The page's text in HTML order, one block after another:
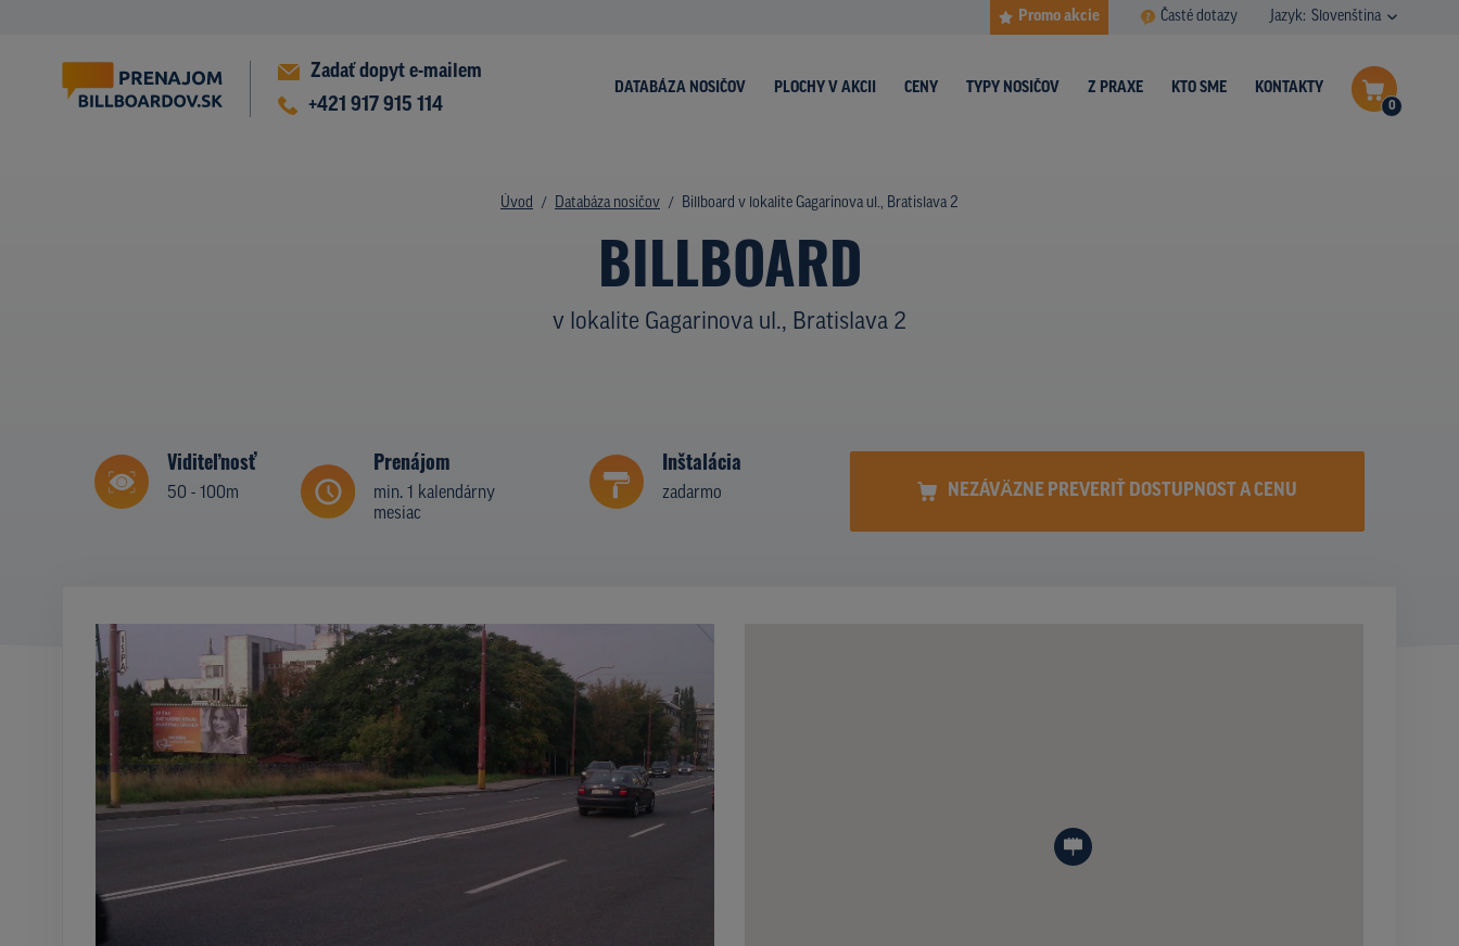
Promo akcie Časté dotazy Jazyk: Slovenština
Zadať dopyt e-mailem
+421 917 915 114
0
DATABÁZA NOSIČOV PLOCHY V AKCII CENY TYPY NOSIČOV Z PRAXE KTO SME KONTAKTY
Úvod Databáza nosičov Billboard v lokalite Gagarinova ul., Bratislava 2
BILLBOARD
v lokalite Gagarinova ul., Bratislava 2
Viditeľnosť
50 - 100m
Prenájom
min. 1 kalendárny
mesiac
Inštalácia
zadarmo NEZÁVÄZNE PREVERIŤ DOSTUPNOST A CENU